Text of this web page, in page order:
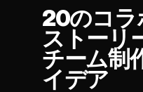
20のコラ
ストーリ
チーム制
イデア